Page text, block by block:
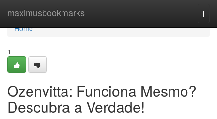
maximusbookmarks
Home
Home
1
Ozenvitta: Funciona Mesmo?
Descubra a Verdade!